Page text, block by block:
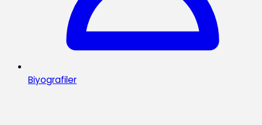
Biyografiler